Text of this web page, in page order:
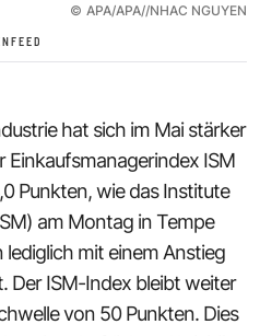
© APA/APA//NHAC NGUYEN
hat sich im Mai stärker
Einkaufsmanagerindex ISM
Punkten, wie das Institute
am Montag in Tempe
mit einem Anstieg
Der ISM-Index bleibt weiter
von 50 Punkten. Dies